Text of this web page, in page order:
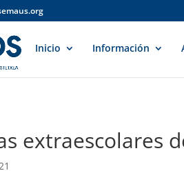
Inicio Información
extraescolares